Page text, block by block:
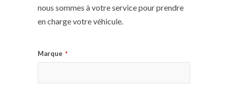
nous sommes à votre service pour prendre
en charge votre véhicule.
Marque *